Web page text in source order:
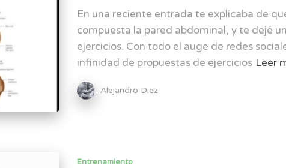
En una reciente entrada te explicaba de
compuesta la pared abdominal, y te dejé
ejercicios. Con todo el auge de redes
infinidad de propuestas de ejercicios Leer
Alejandro Diez
Entrenamiento